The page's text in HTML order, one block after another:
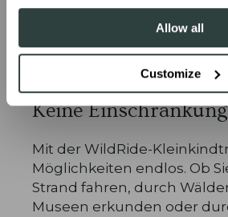
Allow all
Customize
Keine
Mit der WildRide-
Möglichkeiten endlos. Ob
Strand fahren, durch
Museen erkunden oder